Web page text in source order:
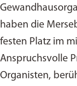
haben die
festen Platz im
Anspruchsvolle
Organisten,